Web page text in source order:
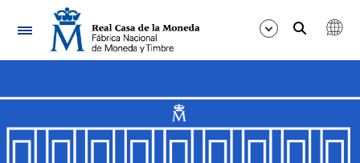
Navegación